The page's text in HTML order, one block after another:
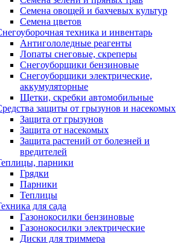
Семена овощей и бахчевых культур
Семена цветов
техника и инвентарь
Антигололедные реагенты
Лопаты снеговые, скреперы
Снегоуборщики бензиновые
Снегоуборщики электрические,
аккумуляторные
Щетки, скребки автомобильные
защиты от грызунов и насекомых
Защита от грызунов
Защита от насекомых
Защита растений от болезней и
вредителей
парники
Грядки
Парники
Теплицы
для сада
Газонокосилки бензиновые
Газонокосилки электрические
Диски для триммера